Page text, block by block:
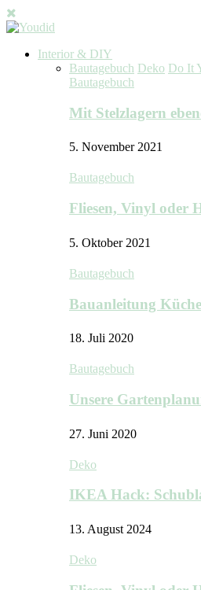
Interior & DIY
Bautagebuch Deko Do It
Bautagebuch
Mit Stelzlagern
5. November 2021
Bautagebuch
Fliesen, Vinyl oder
5. Oktober 2021
Bautagebuch
Bauanleitung
18. Juli 2020
Bautagebuch
Unsere
27. Juni 2020
Deko
IKEA Hack:
13. August 2024
Deko